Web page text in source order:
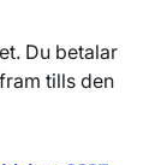
Du betalar
tills den